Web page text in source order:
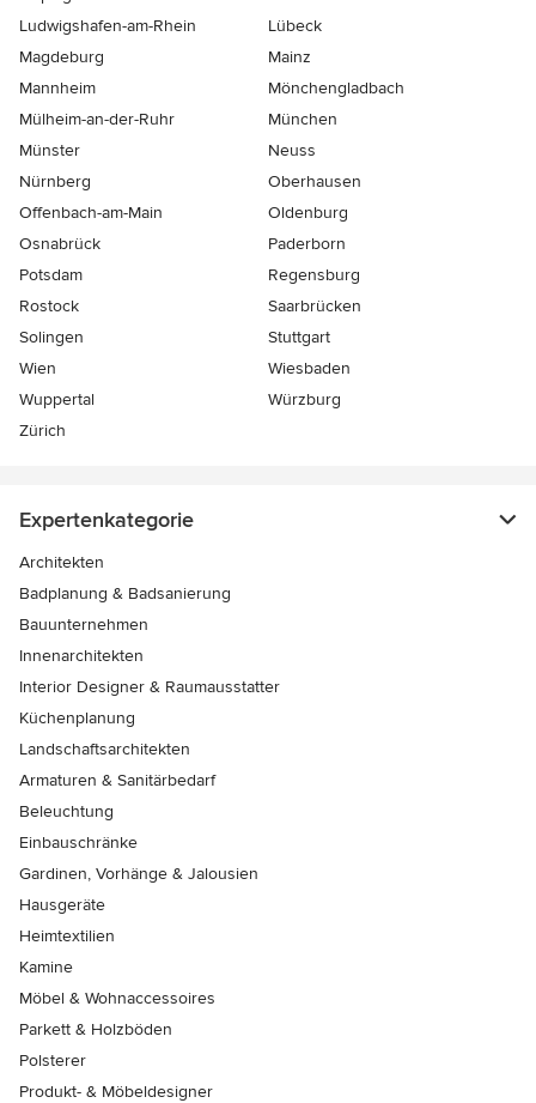
Ludwigshafen-am-Rhein
Lübeck
Magdeburg
Mainz
Mannheim
Mönchen­gladbach
Mülheim-an-der-Ruhr
München
Münster
Neuss
Nürnberg
Oberhausen
Offenbach-am-Main
Oldenburg
Osnabrück
Paderborn
Potsdam
Regensburg
Rostock
Saarbrücken
Solingen
Stuttgart
Wien
Wiesbaden
Wuppertal
Würzburg
Zürich
Expertenkategorie
Architekten
Badplanung & Badsanierung
Bauunternehmen
Innenarchitekten
Interior Designer & Raumausstatter
Küchenplanung
Landschaftsarchitekten
Armaturen & Sanitärbedarf
Beleuchtung
Einbauschränke
Gardinen, Vorhänge & Jalousien
Hausgeräte
Heimtextilien
Kamine
Möbel & Wohnaccessoires
Parkett & Holzböden
Polsterer
Produkt- & Möbeldesigner